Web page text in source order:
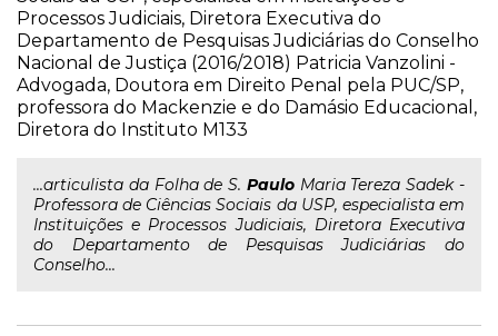
Processos Judiciais, Diretora Executiva do
Departamento de Pesquisas Judiciárias do Conselho
Nacional de Justiça (2016/2018) Patricia Vanzolini -
Advogada, Doutora em Direito Penal pela PUC/SP,
professora do Mackenzie e do Damásio Educacional,
Diretora do Instituto M133
...articulista da Folha de S. PauloMaria Tereza Sadek -
Professora de Ciências Sociais da USP, especialista em
Instituições e Processos Judiciais, Diretora Executiva
do Departamento de Pesquisas Judiciárias do
Conselho...